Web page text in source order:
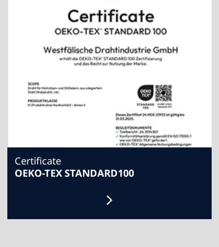
Certificate
OEKO-TEX STANDARD100